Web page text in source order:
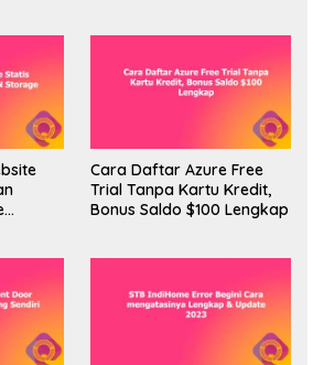
Cara Daftar Azure Free
Trial Tanpa Kartu Kredit,
Bonus Saldo $100 Lengkap